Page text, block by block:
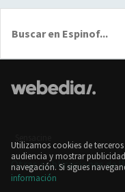
Otras publicaciones de
Utilizamos cookies de
audiencia y mostrar
navegación. Si sigues
información